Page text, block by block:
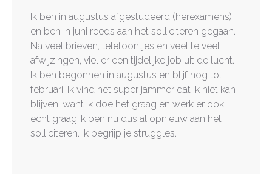
Ik ben in augustus afgestudeerd (herexamens)
en ben in juni reeds aan het solliciteren gegaan.
Na veel brieven, telefoontjes en veel te veel
afwijzingen, viel er een tijdelijke job uit de lucht.
Ik ben begonnen in augustus en blijf nog tot
februari. Ik vind het super jammer dat ik niet kan
blijven, want ik doe het graag en werk er ook
echt graag.Ik ben nu dus al opnieuw aan het
solliciteren. Ik begrijp je struggles.